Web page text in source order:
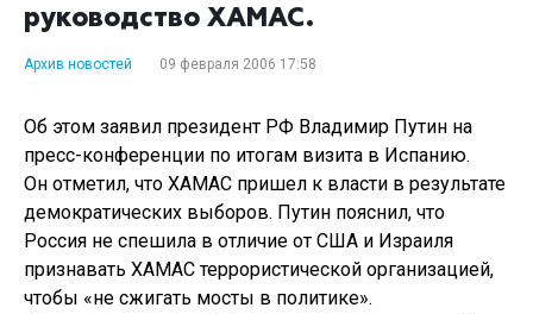
руководство ХАМАС.
Архив новостей 09 февраля 2006 17:58
Об этом заявил президент РФ Владимир Путин на
пресс-конференции по итогам визита в Испанию.
Он отметил, что ХАМАС пришел к власти в результате
демократических выборов. Путин пояснил, что
Россия не спешила в отличие от США и Израиля
признавать ХАМАС террористической организацией,
чтобы «не сжигать мосты в политике».